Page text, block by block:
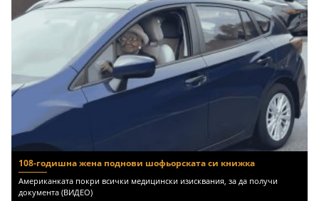
108-годишна жена поднови шофьорската си книжка
Американката покри всички медицински изисквания, за да получи
документа (ВИДЕО)